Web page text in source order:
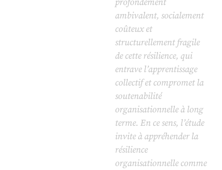
ambivalent, socialement
coûteux et
structurellement fragile
de cette résilience, qui
entrave l’apprentissage
collectif et compromet la
soutenabilité
organisationnelle à long
terme. En ce sens, l’étude
invite à appréhender la
résilience
organisationnelle comme